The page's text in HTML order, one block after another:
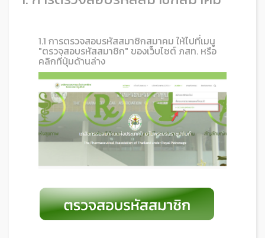
1.1 การตรวจสอบรหัสสมาชิกสมาคม ให้ไปที่เมนู
"ตรวจสอบรหัสสมาชิก" ของเว็บไซต์ ภสท. หรือ
คลิกที่ปุ่มด้านล่าง